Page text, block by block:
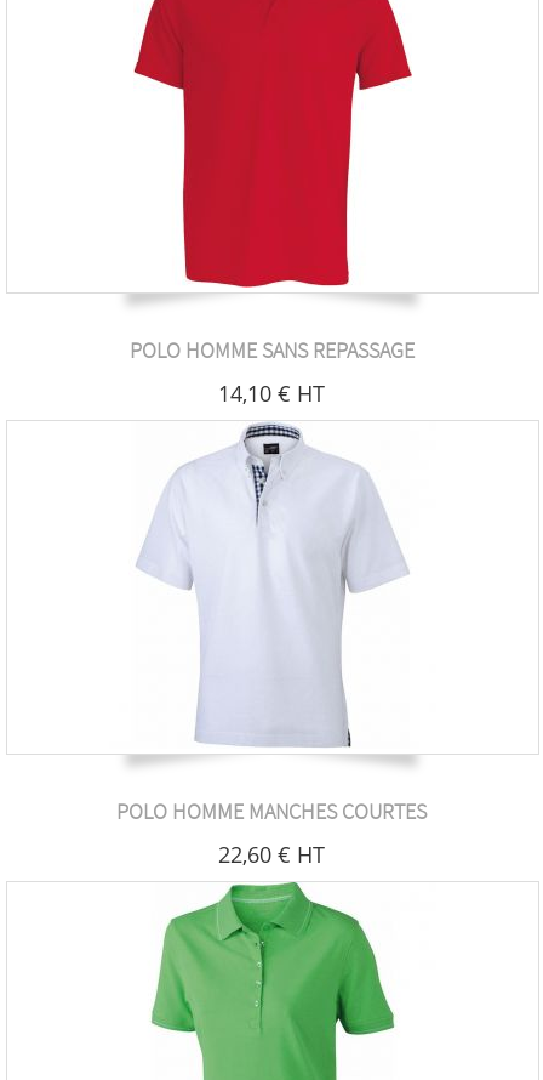
POLO HOMME SANS REPASSAGE
14,10 € HT
POLO HOMME MANCHES COURTES
22,60 € HT